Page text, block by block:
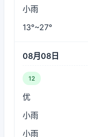
小雨
13°~27°
08月08日
12
优
小雨
小雨